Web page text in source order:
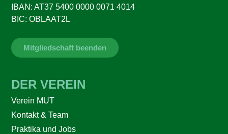
IBAN: AT37 5400 0000 0071 4014
BIC: OBLAAT2L
Mitgliedschaft beenden
DER VEREIN
Verein MUT
Kontakt & Team
Praktika und Jobs